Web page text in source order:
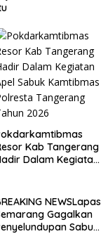
Kab Tangerang
Dalam Kegiatan
Tahun
NEWSLapas
Gagalkan
Sabu